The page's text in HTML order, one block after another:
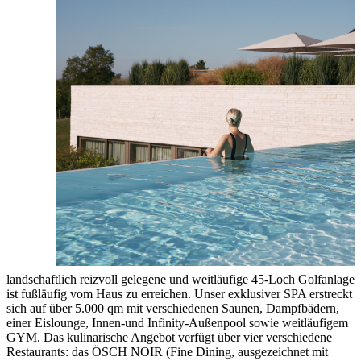
landschaftlich reizvoll gelegene und weitläufige 45-Loch Golfanlage
ist fußläufig vom Haus zu erreichen. Unser exklusiver SPA erstreckt
sich auf über 5.000 qm mit verschiedenen Saunen, Dampfbädern,
einer Eislounge, Innen-und Infinity-Außenpool sowie weitläufigem
GYM. Das kulinarische Angebot verfügt über vier verschiedene
Restaurants: das ÖSCH NOIR (Fine Dining, ausgezeichnet mit